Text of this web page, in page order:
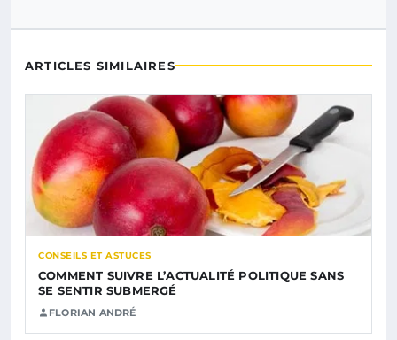
ARTICLES SIMILAIRES
CONSEILS ET ASTUCES
COMMENT SUIVRE L’ACTUALITÉ POLITIQUE SANS
SE SENTIR SUBMERGÉ
FLORIAN ANDRÉ